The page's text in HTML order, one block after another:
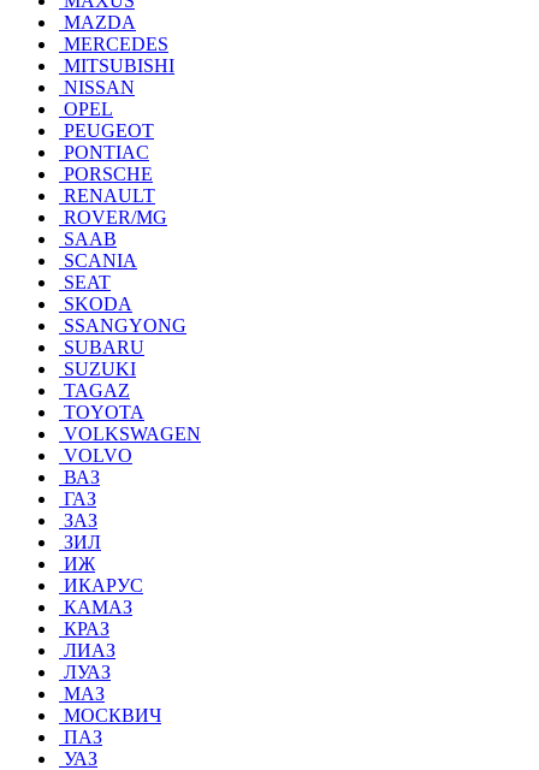
MAZDA
MERCEDES
MITSUBISHI
NISSAN
OPEL
PEUGEOT
PONTIAC
PORSCHE
RENAULT
ROVER/MG
SAAB
SCANIA
SEAT
SKODA
SSANGYONG
SUBARU
SUZUKI
TAGAZ
TOYOTA
VOLKSWAGEN
VOLVO
ВАЗ
ГАЗ
ЗАЗ
ЗИЛ
ИЖ
ИКАРУС
КАМАЗ
КРАЗ
ЛИАЗ
ЛУАЗ
МАЗ
МОСКВИЧ
ПАЗ
УАЗ